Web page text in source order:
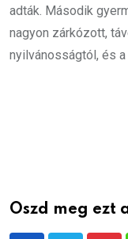
adták. Második
nagyon zárkózott,
nyilvánosságtól, és
Oszd meg ezt